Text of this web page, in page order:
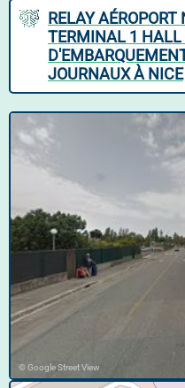
RELAY
TERMINAL 1 HALL
JOURNAUX À NICE
© Google Street View